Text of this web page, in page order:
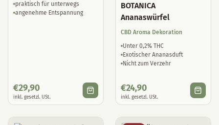
praktisch für unterwegs
angenehme Entspannung
€29,90
inkl. gesetzl. USt.
BOTANICA
Ananaswürfel
CBD Aroma Dekoration
Unter 0,2% THC
Exotischer Ananasduft
Nicht zum Verzehr
€24,90
inkl. gesetzl. USt.